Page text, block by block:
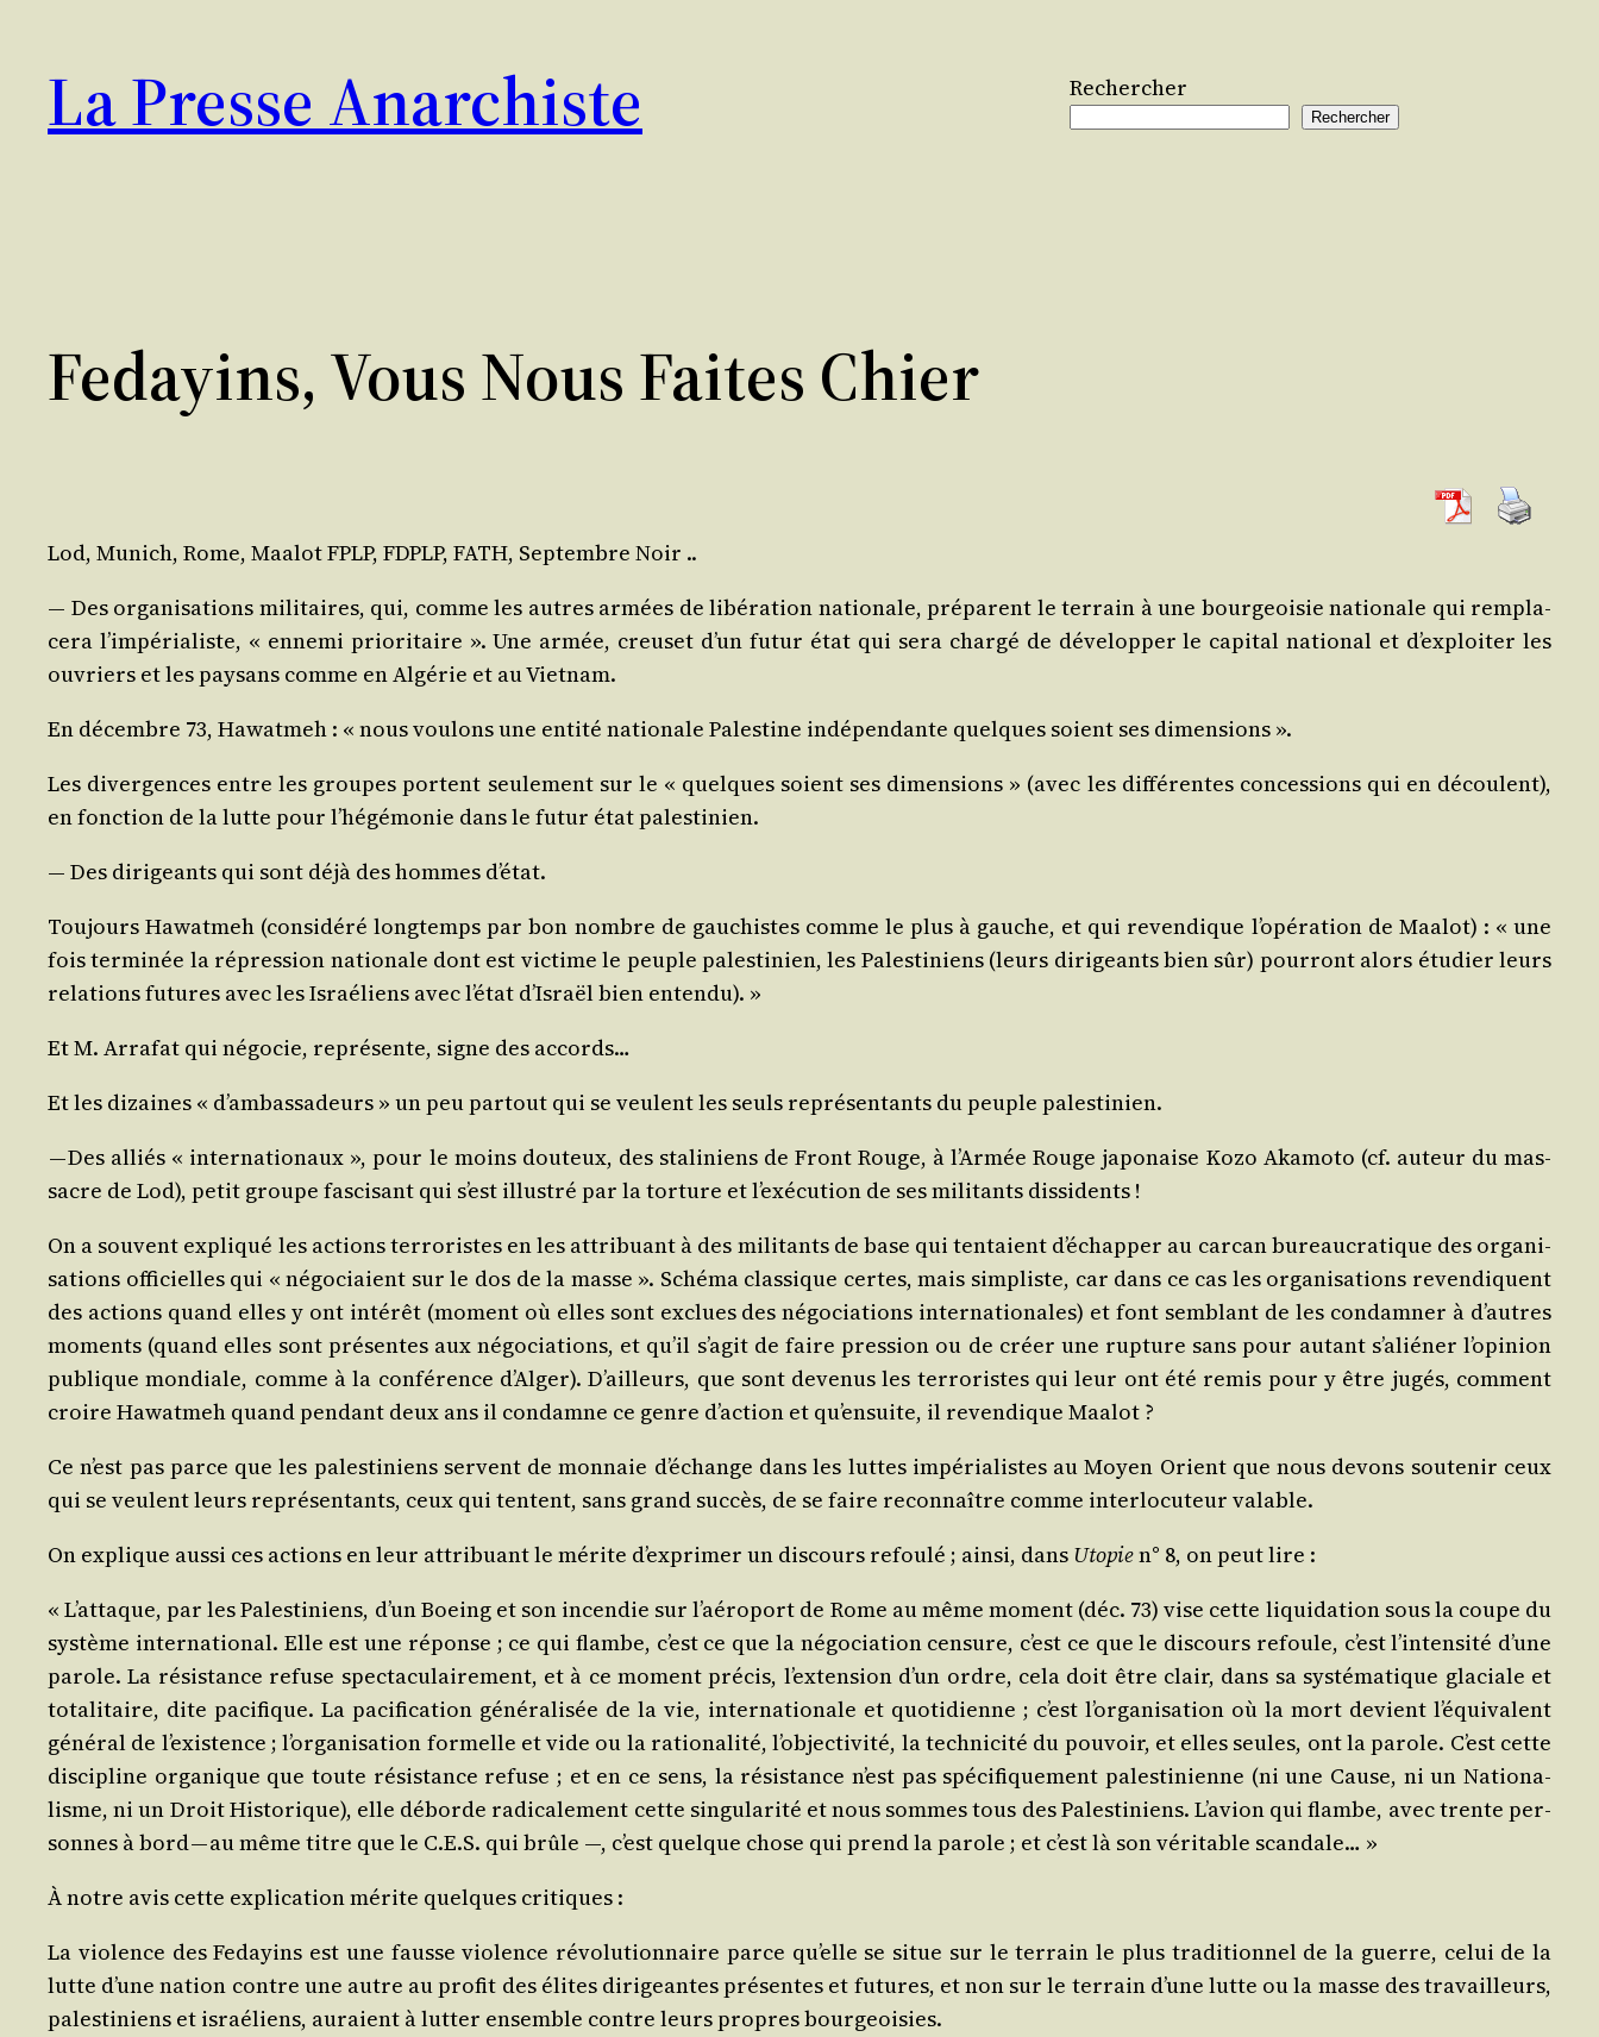
contenu
La Presse Anarchiste Rechercher
Rechercher
Fedayins, Vous Nous Faites Chier
Lod, Munich, Rome, Maa­lot FPLP, FDPLP, FATH, Sep­tembre Noir ..
— Des orga­ni­sa­tions mili­taires, qui, comme les autres armées de libé­ra­tion natio­nale, pré­parent le ter­rain à une bour­geoi­sie natio­nale qui rem­pla­
ce­ra l’im­pé­ria­liste, « enne­mi prio­ri­taire ». Une armée, creu­set d’un futur état qui sera char­gé de déve­lop­per le capi­tal natio­nal et d’ex­ploi­ter les
ouvriers et les pay­sans comme en Algé­rie et au Vietnam.
En décembre 73, Hawat­meh : « nous vou­lons une enti­té natio­nale Pales­tine indé­pen­dante quelques soient ses dimensions ».
Les diver­gences entre les groupes portent seule­ment sur le « quelques soient ses dimen­sions » (avec les dif­fé­rentes conces­sions qui en découlent),
en fonc­tion de la lutte pour l’hé­gé­mo­nie dans le futur état palestinien.
— Des diri­geants qui sont déjà des hommes d’état.
Tou­jours Hawat­meh (consi­dé­ré long­temps par bon nombre de gau­chistes comme le plus à gauche, et qui reven­dique l’o­pé­ra­tion de Maa­lot) : « une
fois ter­mi­née la répres­sion natio­nale dont est vic­time le peuple pales­ti­nien, les Pales­ti­niens (leurs diri­geants bien sûr) pour­ront alors étu­dier leurs
rela­tions futures avec les Israé­liens avec l’é­tat d’Is­raël bien entendu). »
Et M. Arra­fat qui négo­cie, repré­sente, signe des accords…
Et les dizaines « d’am­bas­sa­deurs » un peu par­tout qui se veulent les seuls repré­sen­tants du peuple palestinien.
— Des alliés « inter­na­tio­naux », pour le moins dou­teux, des sta­li­niens de Front Rouge, à l’Ar­mée Rouge japo­naise Kozo Aka­mo­to (cf. auteur du mas­
sacre de Lod), petit groupe fas­ci­sant qui s’est illus­tré par la tor­ture et l’exé­cu­tion de ses mili­tants dissidents !
On a sou­vent expli­qué les actions ter­ro­ristes en les attri­buant à des mili­tants de base qui ten­taient d’é­chap­per au car­can bureau­cra­tique des orga­ni­
sa­tions offi­cielles qui « négo­ciaient sur le dos de la masse ». Sché­ma clas­sique certes, mais sim­pliste, car dans ce cas les orga­ni­sa­tions reven­diquent
des actions quand elles y ont inté­rêt (moment où elles sont exclues des négo­cia­tions inter­na­tio­nales) et font sem­blant de les condam­ner à d’autres
moments (quand elles sont pré­sentes aux négo­cia­tions, et qu’il s’a­git de faire pres­sion ou de créer une rup­ture sans pour autant s’a­lié­ner l’o­pi­nion
publique mon­diale, comme à la confé­rence d’Al­ger). D’ailleurs, que sont deve­nus les ter­ro­ristes qui leur ont été remis pour y être jugés, com­ment
croire Hawat­meh quand pen­dant deux ans il condamne ce genre d’ac­tion et qu’en­suite, il reven­dique Maalot ?
Ce n’est pas parce que les pales­ti­niens servent de mon­naie d’é­change dans les luttes impé­ria­listes au Moyen Orient que nous devons sou­te­nir ceux
qui se veulent leurs repré­sen­tants, ceux qui tentent, sans grand suc­cès, de se faire recon­naître comme inter­lo­cu­teur valable.
On explique aus­si ces actions en leur attri­buant le mérite d’ex­pri­mer un dis­cours refou­lé ; ain­si, dans Uto­pien° 8, on peut lire :
« L’at­taque, par les Pales­ti­niens, d’un Boeing et son incen­die sur l’aé­ro­port de Rome au même moment (déc. 73) vise cette liqui­da­tion sous la coupe du
sys­tème inter­na­tio­nal. Elle est une réponse ; ce qui flambe, c’est ce que la négo­cia­tion cen­sure, c’est ce que le dis­cours refoule, c’est l’in­ten­si­té d’une
parole. La résis­tance refuse spec­ta­cu­lai­re­ment, et à ce moment pré­cis, l’ex­ten­sion d’un ordre, cela doit être clair, dans sa sys­té­ma­tique gla­ciale et
tota­li­taire, dite paci­fique. La paci­fi­ca­tion géné­ra­li­sée de la vie, inter­na­tio­nale et quo­ti­dienne ; c’est l’or­ga­ni­sa­tion où la mort devient l’é­qui­valent
géné­ral de l’exis­tence ; l’or­ga­ni­sa­tion for­melle et vide ou la ratio­na­li­té, l’ob­jec­ti­vi­té, la tech­ni­ci­té du pou­voir, et elles seules, ont la parole. C’est cette
dis­ci­pline orga­nique que toute résis­tance refuse ; et en ce sens, la résis­tance n’est pas spé­ci­fi­que­ment pales­ti­nienne (ni une Cause, ni un Natio­na­
lisme, ni un Droit His­to­rique), elle déborde radi­ca­le­ment cette sin­gu­la­ri­té et nous sommes tous des Pales­ti­niens. L’a­vion qui flambe, avec trente per­
sonnes à bord — au même titre que le C.E.S. qui brûle —, c’est quelque chose qui prendla parole ; et c’est là son véri­table scandale… »
À notre avis cette expli­ca­tion mérite quelques critiques :
La vio­lence des Fedayins est une fausse vio­lence révo­lu­tion­naire parce qu’elle se situe sur le ter­rain le plus tra­di­tion­nel de la guerre, celui de la
lutte d’une nation contre une autre au pro­fit des élites diri­geantes pré­sentes et futures, et non sur le ter­rain d’une lutte ou la masse des tra­vailleurs,
pales­ti­niens et israé­liens, auraient à lut­ter ensemble contre leurs propres bourgeoisies.